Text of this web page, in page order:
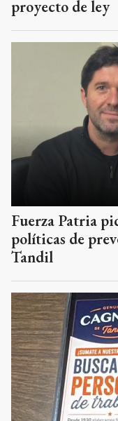
proyecto de ley
Fuerza Patria
políticas de
Tandil